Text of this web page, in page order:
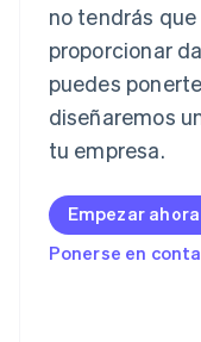
no tendrás
proporcionar
puedes
diseñaremos
tu empresa.
Empezar ahora
Ponerse en
India
English
Irlanda
English
ItalianoEnglish
English
Letonia
English